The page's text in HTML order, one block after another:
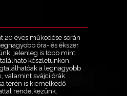
20 éves működése során
óra- és ékszer
jelenleg is több mint
készletünkön.
a legnagyobb
valamint svájci órák
terén is kiemelkedő
rendelkezünk.